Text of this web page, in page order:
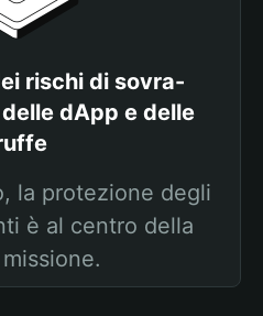
rischi di sovra-
dApp e delle
la protezione degli
è al centro della